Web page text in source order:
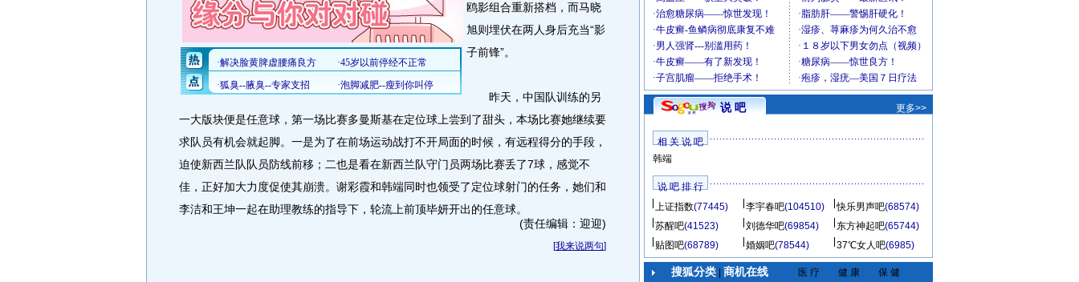
鸥影组合重新搭档，而马晓
旭则埋伏在两人身后充当“影
子前锋”。
昨天，中国队训练的另
一大版块便是任意球，第一场比赛多曼斯基在定位球上尝到了甜头，本场比赛她继续要
求队员有机会就起脚。一是为了在前场运动战打不开局面的时候，有远程得分的手段，
迫使新西兰队队员防线前移；二也是看在新西兰队守门员两场比赛丢了7球，感觉不
佳，正好加大力度促使其崩溃。谢彩霞和韩端同时也领受了定位球射门的任务，她们和
李洁和王坤一起在助理教练的指导下，轮流上前顶毕妍开出的任意球。
(责任编辑：迎迎)
[我来说两句]
说 吧 更多>>
相 关 说 吧
韩端
说 吧 排 行
上证指数(77445) 李宇春吧(104510) 快乐男声吧(68574)
苏醒吧(41523) 刘德华吧(69854) 东方神起吧(65744)
贴图吧(68789) 婚姻吧(78544) 37℃女人吧(6985)
搜狐分类| 商机在线 医 疗 健 康 保 健